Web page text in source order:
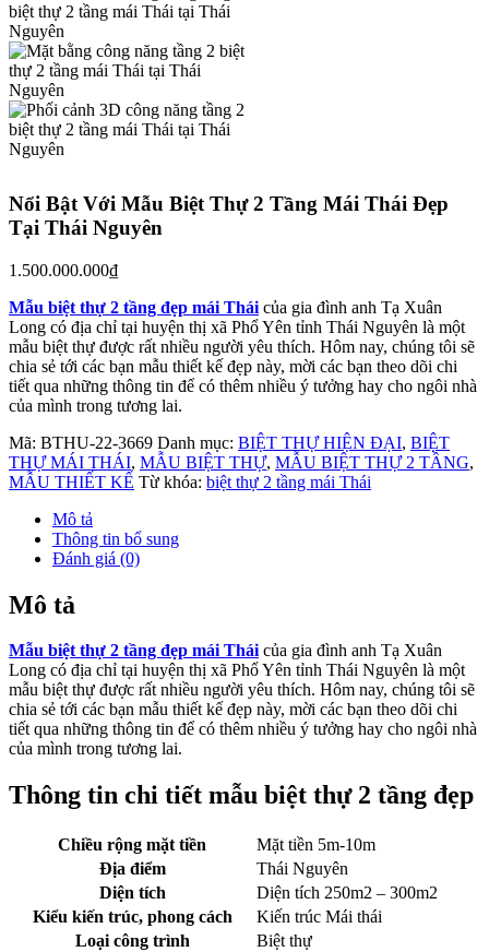
Nổi Bật Với Mẫu Biệt Thự 2 Tầng Mái Thái Đẹp
Tại Thái Nguyên
1.500.000.000₫
Mẫu biệt thự 2 tầng đẹp mái Thái của gia đình anh Tạ Xuân
Long có địa chỉ tại huyện thị xã Phổ Yên tỉnh Thái Nguyên là một
mẫu biệt thự được rất nhiều người yêu thích. Hôm nay, chúng tôi sẽ
chia sẻ tới các bạn mẫu thiết kế đẹp này, mời các bạn theo dõi chi
tiết qua những thông tin để có thêm nhiều ý tưởng hay cho ngôi nhà
của mình trong tương lai.
Mã: BTHU-22-3669 Danh mục: BIỆT THỰ HIỆN ĐẠI, BIỆT
THỰ MÁI THÁI, MẪU BIỆT THỰ, MẪU BIỆT THỰ 2 TẦNG,
MẪU THIẾT KẾ Từ khóa: biệt thự 2 tầng mái Thái
Mô tả
Thông tin bổ sung
Đánh giá (0)
Mô tả
Mẫu biệt thự 2 tầng đẹp mái Thái của gia đình anh Tạ Xuân
Long có địa chỉ tại huyện thị xã Phổ Yên tỉnh Thái Nguyên là một
mẫu biệt thự được rất nhiều người yêu thích. Hôm nay, chúng tôi sẽ
chia sẻ tới các bạn mẫu thiết kế đẹp này, mời các bạn theo dõi chi
tiết qua những thông tin để có thêm nhiều ý tưởng hay cho ngôi nhà
của mình trong tương lai.
Thông tin chi tiết mẫu biệt thự 2 tầng đẹp
Chiều rộng mặt tiền
Mặt tiền 5m-10m
Địa điểm
Thái Nguyên
Diện tích
Diện tích 250m2 – 300m2
Kiểu kiến trúc, phong cách
Kiến trúc Mái thái
Loại công trình
Biệt thự